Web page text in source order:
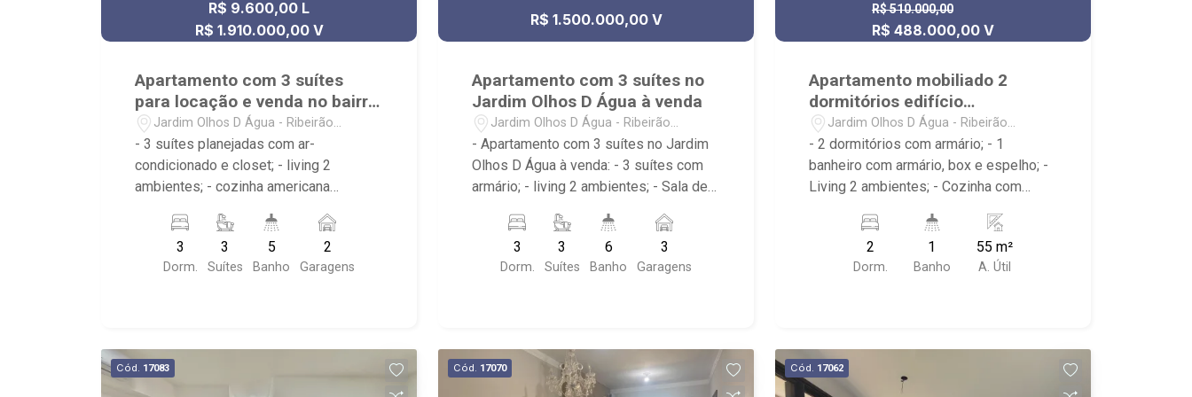
R$ 9.600,00 L
R$ 1.910.000,00 V
Apartamento com 3 suítes
para locação e venda no bairro
Jardim Olhos D Água
Jardim Olhos D Água - Ribeirão
Preto/SP
- 3 suítes planejadas com ar-
condicionado e closet; - living 2
ambientes; - cozinha americana
condicionado; - fechamento em vidro na
varanda; - 5 banheiros com armários,
box e espelho; - banheiro social; -
Sauna e Aquecedor Solar. - Próximo ao
Parque Olhos D`Água, Unip e Hospital
3
Dorm.
3
Suítes
5
Banho
2
Garagens
R$ 1.500.000,00 V
Apartamento com 3 suítes no
Jardim Olhos D Água à venda
Jardim Olhos D Água - Ribeirão
Preto/SP
- Apartamento com 3 suítes no Jardim
Olhos D Água à venda: - 3 suítes com
armário; - living 2 ambientes; - Sala de
e integrada; - Sacada gourmet com
fechamento em vidro e churrasqueira; -
Área de serviço planejada com
portaria 24h, elevador, piscina, sauna,
playground, brinquedoteca, área
3
Dorm.
3
Suítes
6
Banho
3
Garagens
R$ 510.000,00
R$ 488.000,00 V
Apartamento mobiliado 2
dormitórios edifício
Residencial Monterrey
Jardim Olhos D Água - Ribeirão
Preto/SP
- 2 dormitórios com armário; - 1
banheiro com armário, box e espelho; -
Living 2 ambientes; - Cozinha com
- Sacada; - Condomínio com portaria 24
horas, piscina, sauna, quadra
poliesportiva, playground, área de
da Gula, Maple Bear, Bonfim Paulista. -
obs- mobilia pode ssofrer alteração
2
Dorm.
1
Banho
55 m²
A. Útil
Cód. 17083 Cód. 17070 Cód. 17062